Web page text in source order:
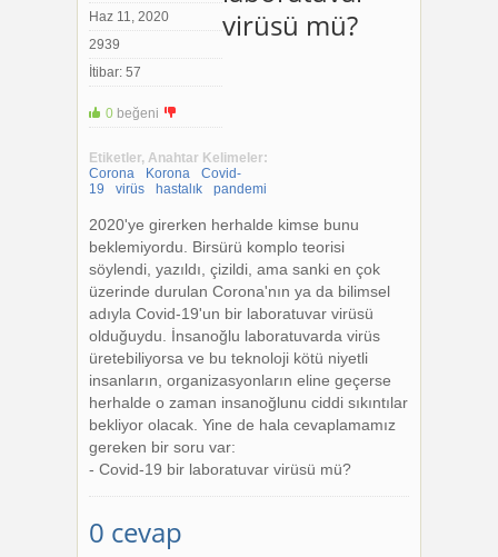
Haz 11, 2020
2939
İtibar: 57
0 beğeni
virüsü mü?
Etiketler, Anahtar Kelimeler:
Corona
Korona
Covid-
19
virüs hastalık pandemi
2020'ye girerken herhalde kimse bunu
beklemiyordu. Birsürü komplo teorisi
söylendi, yazıldı, çizildi, ama sanki en çok
üzerinde durulan Corona'nın ya da bilimsel
adıyla Covid-19'un bir laboratuvar virüsü
olduğuydu. İnsanoğlu laboratuvarda virüs
üretebiliyorsa ve bu teknoloji kötü niyetli
insanların, organizasyonların eline geçerse
herhalde o zaman insanoğlunu ciddi sıkıntılar
bekliyor olacak. Yine de hala cevaplamamız
gereken bir soru var:
- Covid-19 bir laboratuvar virüsü mü?
0 cevap